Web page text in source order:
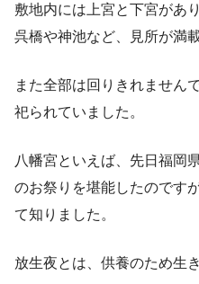
敷地内には上宮と下宮があ
呉橋や神池など、見所が満載
また全部は回りきれません
祀られていました。
八幡宮といえば、先日福岡
のお祭りを堪能したのです
て知りました。
放生夜とは、供養のため生